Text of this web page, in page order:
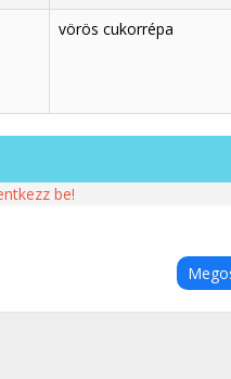
vörös cukorrépa
be!